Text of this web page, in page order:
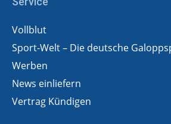
Vollblut
Sport-Welt – Die deutsche
Werben
News einliefern
Vertrag Kündigen